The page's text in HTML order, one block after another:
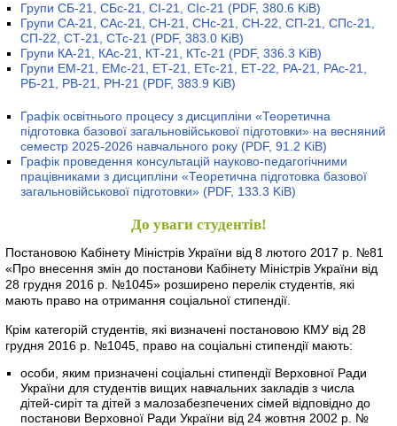
Групи СБ-21, СБс-21, СІ-21, СІс-21 (PDF, 380.6 KiB)
Групи СА-21, САс-21, СН-21, СНс-21, СН-22, СП-21, СПс-21,
СП-22, СТ-21, СТс-21 (PDF, 383.0 KiB)
Групи КА-21, КАс-21, КТ-21, КТс-21 (PDF, 336.3 KiB)
Групи ЕМ-21, ЕМс-21, ЕТ-21, ЕТс-21, ЕТ-22, РА-21, РАс-21,
РБ-21, РВ-21, РН-21 (PDF, 383.9 KiB)
Графік освітнього процесу з дисципліни «Теоретична
підготовка базової загальновійськової підготовки» на весняний
семестр 2025-2026 навчального року (PDF, 91.2 KiB)
Графік проведення консультацій науково-педагогічними
працівниками з дисципліни «Теоретична підготовка базової
загальновійськової підготовки» (PDF, 133.3 KiB)
До уваги студентів!
Постановою Кабінету Міністрів України від 8 лютого 2017 р. №81
«Про внесення змін до постанови Кабінету Міністрів України від
28 грудня 2016 р. №1045» розширено перелік студентів, які
мають право на отримання соціальної стипендії.
Крім категорій студентів, які визначені постановою КМУ від 28
грудня 2016 р. №1045, право на соціальні стипендії мають:
особи, яким призначені соціальні стипендії Верховної Ради
України для студентів вищих навчальних закладів з числа
дітей-сиріт та дітей з малозабезпечених сімей відповідно до
постанови Верховної Ради України від 24 жовтня 2002 р. №